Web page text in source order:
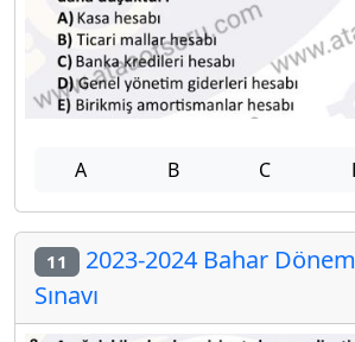
A B C
11 2023-2024 Bahar
Sınavı